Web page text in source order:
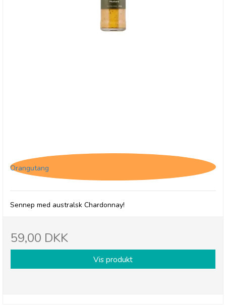
Orangutang
Sennep med australsk Chardonnay!
59,00 DKK
Vis produkt